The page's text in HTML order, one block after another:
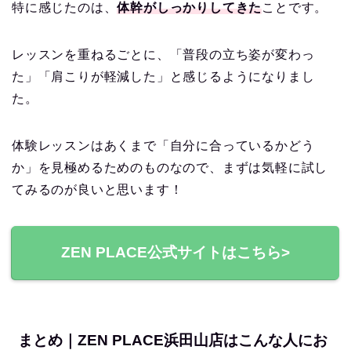
特に感じたのは、体幹がしっかりしてきたことです。
レッスンを重ねるごとに、「普段の立ち姿が変わっ
た」「肩こりが軽減した」と感じるようになりまし
た。
体験レッスンはあくまで「自分に合っているかどう
か」を見極めるためのものなので、まずは気軽に試し
てみるのが良いと思います！
ZEN PLACE公式サイトはこちら>
まとめ｜ZEN PLACE浜田山店はこんな人にお